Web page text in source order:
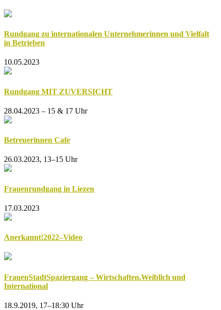
Rundgang zu internationalen Unternehmerinnen und Vielfalt
in Betrieben
10.05.2023
Rundgang MIT ZUVERSICHT
28.04.2023 – 15 & 17 Uhr
Betreuerinnen Cafe
26.03.2023, 13–15 Uhr
Frauenrundgang in Liezen
17.03.2023
Anerkannt!2022–Video
FrauenStadtSpaziergang – Wirtschaften.Weiblich und
International
18.9.2019, 17–18:30 Uhr